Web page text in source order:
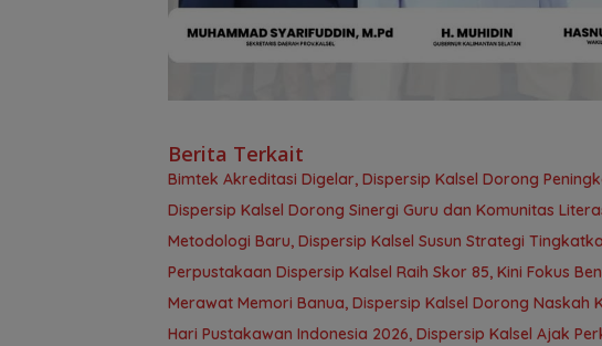
Berita Terkait
Bimtek Akreditasi Digelar, Dispersip Kalsel Dorong
Dispersip Kalsel Dorong Sinergi Guru dan Komunitas
Metodologi Baru, Dispersip Kalsel Susun Strategi
Perpustakaan Dispersip Kalsel Raih Skor 85, Kini Fokus
Merawat Memori Banua, Dispersip Kalsel Dorong Naskah
Hari Pustakawan Indonesia 2026, Dispersip Kalsel Ajak